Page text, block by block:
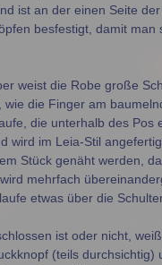
ist an der einen Seite
besfestigt, damit
weist die Robe große
wie die Finger am
die unterhalb des Pos
wird im Leia-Stil
Stück genäht werden,
mehrfach
etwas über die
ist oder nicht,
(teils